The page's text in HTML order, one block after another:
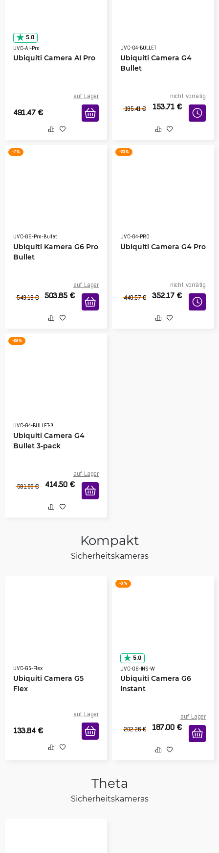
5.0
UVC-AI-Pro
Ubiquiti Camera AI Pro
auf Lager
491.47 €
UVC-G4-BULLET
Ubiquiti Camera G4
Bullet
nicht vorrätig
195.41 € 153.71 €
-7 %
UVC-G6-Pro-Bullet
Ubiquiti Kamera G6 Pro
Bullet
auf Lager
543.19 € 503.85 €
-20 %
UVC-G4-PRO
Ubiquiti Camera G4 Pro
nicht vorrätig
440.57 € 352.17 €
-29 %
UVC-G4-BULLET-3
Ubiquiti Camera G4
Bullet 3-pack
auf Lager
581.66 € 414.50 €
Kompakt
Sicherheitskameras
UVC-G5-Flex
Ubiquiti Camera G5
Flex
auf Lager
133.84 €
-8 %
5.0
UVC-G6-INS-W
Ubiquiti Camera G6
Instant
auf Lager
202.26 € 187.00 €
Theta
Sicherheitskameras